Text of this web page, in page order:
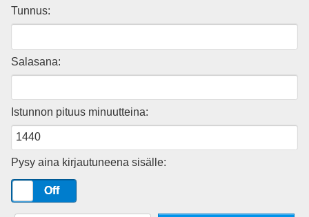
Tunnus:
Salasana:
Istunnon pituus minuutteina:
Pysy aina kirjautuneena sisälle:
Off